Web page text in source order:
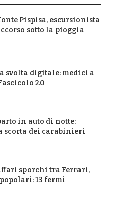
Pispisa, escursionista
sotto la pioggia
svolta digitale: medici a
2.0
in auto di notte:
scorta dei carabinieri
sporchi tra Ferrari,
popolari: 13 fermi